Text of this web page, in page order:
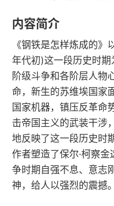
内容简介
《钢铁是怎样炼成的
年代初)这一段历史时期
阶级斗争和各阶层人物
命，新生的苏维埃国家
国家机器，镇压反革命
击帝国主义的武装干涉
地反映了这一段历史时
作者塑造了保尔·柯察
争时期自强不息、意志
神，给人以强烈的震撼。